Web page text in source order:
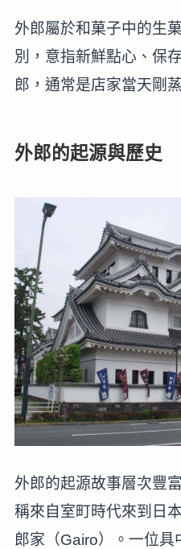
外郎屬於和菓子中的生
別，意指新鮮點心、保
郎，通常是店家當天剛
外郎的起源與歷史
外郎的起源故事層次豐
稱來自室町時代來到日
郎家（Gairo）。一位